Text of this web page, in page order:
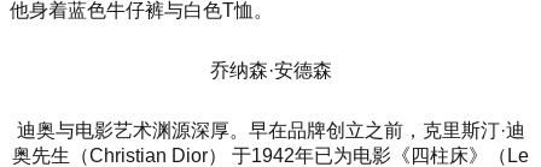
他身着蓝色牛仔裤与白色T恤。
乔纳森·安德森
迪奥与电影艺术渊源深厚。早在品牌创立之前，克里斯汀·迪
奥先生（Christian Dior） 于1942年已为电影《四柱床》（Le